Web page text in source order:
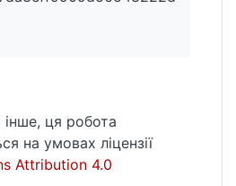
рослин з
симптомами найчастіше
у 32, 33 та 29 %,
дослідних зразків. У
овочевих культур,
зустрічалась змішана
двома вірусами з
які тестували рослини,
ця робота
на умовах ліцензії
Attribution 4.0